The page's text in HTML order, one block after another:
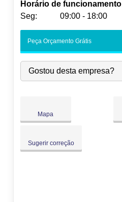
Horário de funcionamento
Seg:
09:00 - 18:00
-
Qua:
09:00-18:00
Qui:
09:00-18:00
Peça Orçamento Grátis
Gostou desta empresa?
Mapa
Sugerir correção